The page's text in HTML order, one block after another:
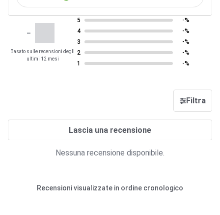
-
Basato sulle recensioni degli
ultimi 12 mesi
5
-%
4
-%
3
-%
2
-%
1
-%
Filtra
Lascia una recensione
Nessuna recensione disponibile.
Recensioni visualizzate in ordine cronologico